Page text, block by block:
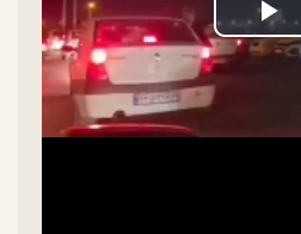
Play
Video